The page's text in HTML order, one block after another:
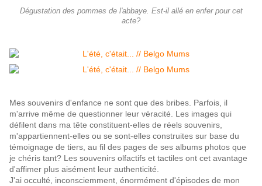
Dégustation des pommes de l'abbaye. Est-il allé en enfer pour cet
acte?
Mes souvenirs d'enfance ne sont que des bribes. Parfois, il
m'arrive même de questionner leur véracité. Les images qui
défilent dans ma tête constituent-elles de réels souvenirs,
m'appartiennent-elles ou se sont-elles construites sur base du
témoignage de tiers, au fil des pages de ses albums photos que
je chéris tant? Les souvenirs olfactifs et tactiles ont cet avantage
d'affimer plus aisément leur authenticité.
J'ai occulté, inconsciemment, énormément d'épisodes de mon